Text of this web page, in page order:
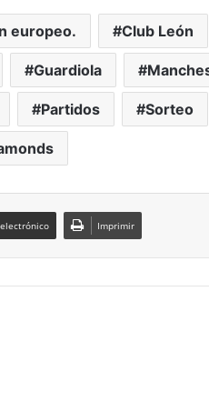
europeo. Club León
Guardiola
Partidos Sorteo
Imprimir